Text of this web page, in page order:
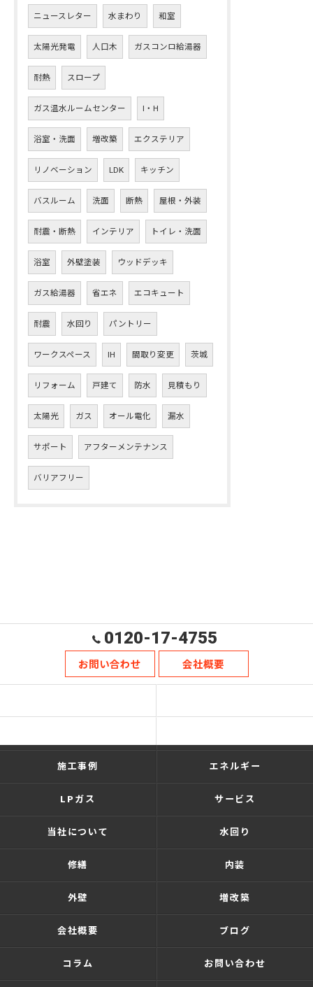
ニュースレター 水まわり 和室
太陽光発電 人口木 ガスコンロ給湯器
耐熱 スロープ
ガス温水ルームセンター I・H
浴室・洗面 増改築 エクステリア
リノベーション LDK キッチン
バスルーム 洗面 断熱 屋根・外装
耐震・断熱 インテリア トイレ・洗面
浴室 外壁塗装 ウッドデッキ
ガス給湯器 省エネ エコキュート
耐震 水回り パントリー
ワークスペース IH 間取り変更 茨城
リフォーム 戸建て 防水 見積もり
太陽光 ガス オール電化 漏水
サポート アフターメンテナンス
バリアフリー
0120-17-4755
お問い合わせ 会社概要
施工事例 エネルギー
LPガス サービス
当社について 水回り
修繕 内装
外壁 増改築
会社概要 ブログ
コラム お問い合わせ